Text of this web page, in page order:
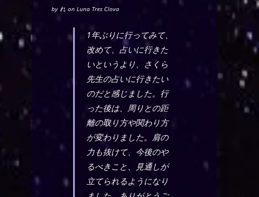
by れ on Luna Tres Clova
1年ぶりに行ってみて、
改めて、占いに行きた
いというより、さくら
先生の占いに行きたい
のだと感じました。行
った後は、周りとの距
離の取り方や関わり方
が変わりました。肩の
力も抜けて、今後のや
るべきこと、見通しが
立てられるようになり